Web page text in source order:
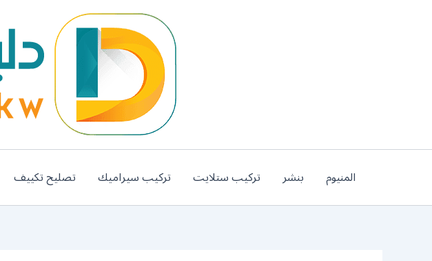
المنيوم بنشر تركيب ستلايت تركيب سيراميك تصليح تكييف